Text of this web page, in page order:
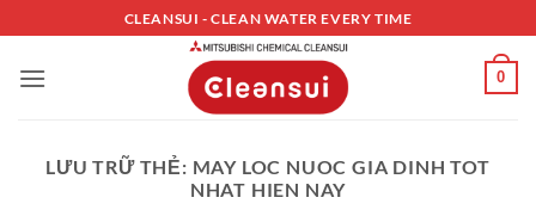
qua
nội
CLEANSUI - CLEAN WATER EVERY TIME
0
LƯU TRỮ THẺ: MAY LOC NUOC GIA DINH TOT
NHAT HIEN NAY